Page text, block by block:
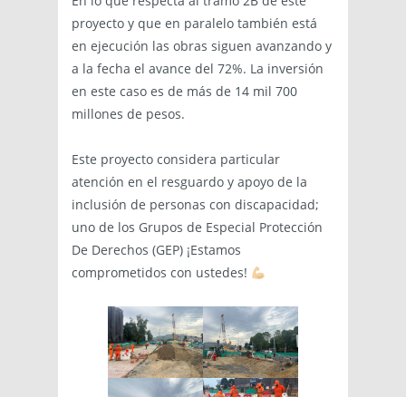
proyecto y que en paralelo también está
en ejecución las obras siguen avanzando y
a la fecha el avance del 72%. La inversión
en este caso es de más de 14 mil 700
millones de pesos.
Este proyecto considera particular
atención en el resguardo y apoyo de la
inclusión de personas con discapacidad;
uno de los Grupos de Especial Protección
De Derechos (GEP) ¡Estamos
comprometidos con ustedes!